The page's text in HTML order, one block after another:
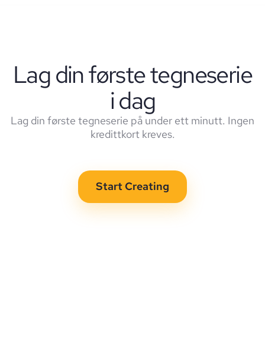
Lag din første tegneserie
i dag
Lag din første tegneserie på under ett minutt. Ingen
kredittkort kreves.
Start Creating